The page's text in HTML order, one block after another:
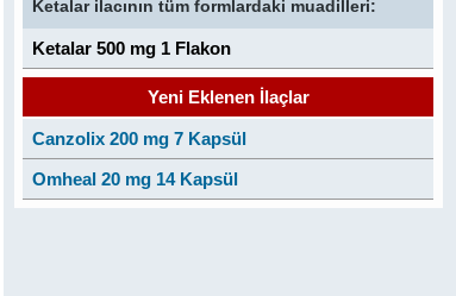
Ketalar ilacının tüm formlardaki muadilleri:
Ketalar 500 mg 1 Flakon
Yeni Eklenen İlaçlar
Canzolix 200 mg 7 Kapsül
Omheal 20 mg 14 Kapsül